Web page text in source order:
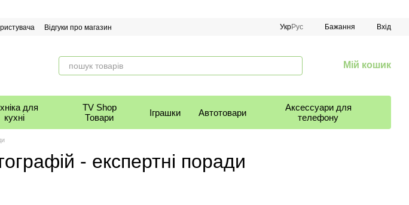
Відгуки про магазин УкрРус Бажання Вхід
Мій кошик
для
кухні
TV Shop
Товари
Іграшки Автотовари
Аксессуари для
телефону
- експертні поради